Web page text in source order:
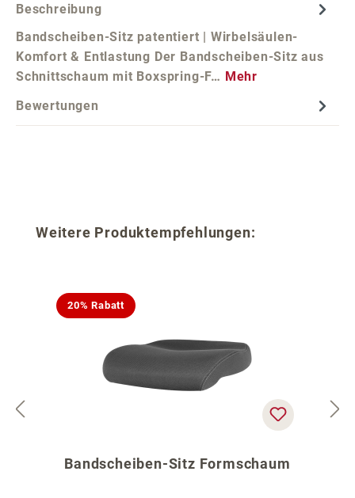
Beschreibung
Bandscheiben-Sitz patentiert | Wirbelsäulen-
Komfort & Entlastung Der Bandscheiben-Sitz aus
Schnittschaum mit Boxspring-F… Mehr
Bewertungen
Produktgalerie überspringen
Weitere Produktempfehlungen:
20% Rabatt
Bandscheiben-Sitz Formschaum